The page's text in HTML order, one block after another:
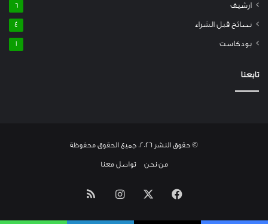
ارشيف 6
نصائح قبل الشراء 4
بودكاست 1
تابعنا
© حقوق النشر 2026، جميع الحقوق محفوظة
من نحن تواصل معنا
فيسبوك انستقرامملخص